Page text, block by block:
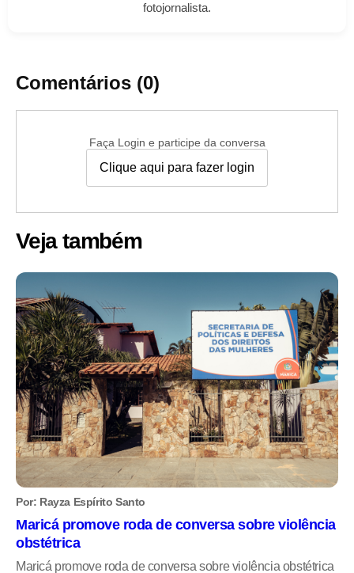
fotojornalista.
Comentários (0)
Faça Login e participe da conversa
Clique aqui para fazer login
Veja também
Por: Rayza Espírito Santo
Maricá promove roda de conversa sobre violência
obstétrica
Maricá promove roda de conversa sobre violência obstétrica